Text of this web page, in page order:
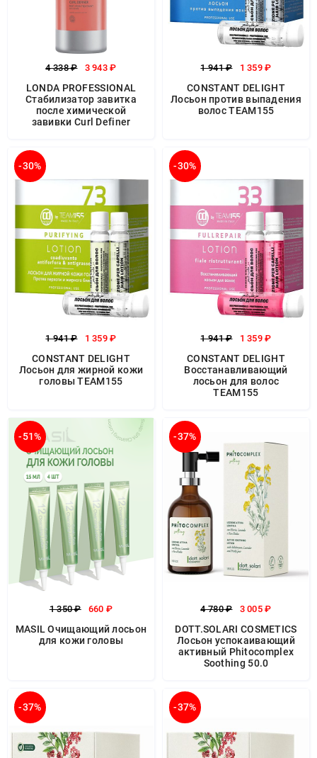
4 338 ₽ 3 943 ₽
LONDA PROFESSIONAL
Стабилизатор завитка
после химической
завивки Curl Definer
1 941 ₽ 1 359 ₽
CONSTANT DELIGHT
Лосьон против выпадения
волос TEAM155
-30%
1 941 ₽ 1 359 ₽
CONSTANT DELIGHT
Лосьон для жирной кожи
головы TEAM155
-30%
1 941 ₽ 1 359 ₽
CONSTANT DELIGHT
Восстанавливающий
лосьон для волос
TEAM155
-51%
1 350 ₽ 660 ₽
MASIL Очищающий лосьон
для кожи головы
-37%
4 780 ₽ 3 005 ₽
DOTT.SOLARI COSMETICS
Лосьон успокаивающий
активный Phitocomplex
Soothing 50.0
-37% -37%